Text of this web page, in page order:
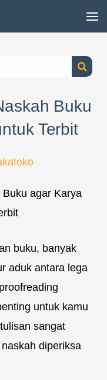
Buku
Terbit
buku, banyak
aduk antara lega
untuk kamu
sangat
diperiksa